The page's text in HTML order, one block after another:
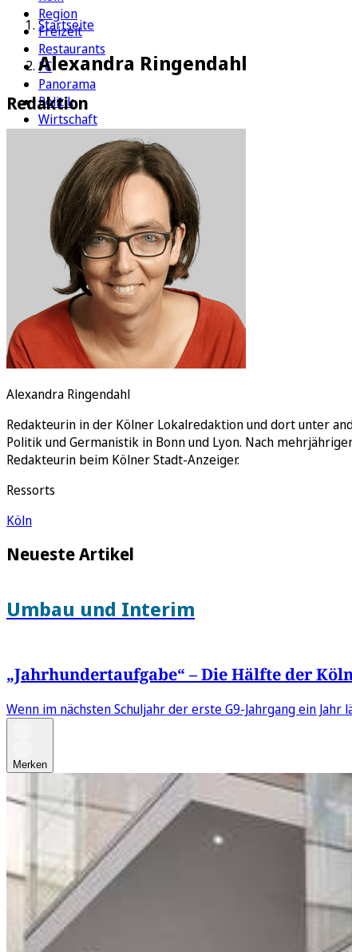
Region
Freizeit
Restaurants
FC
Panorama
Politik
Wirtschaft
Newsletter
E-Paper
Startseite
Alexandra Ringendahl
Redaktion
Alexandra Ringendahl
Redakteurin in der Kölner Lokalredaktion und dort unter
Politik und Germanistik in Bonn und Lyon. Nach
Redakteurin beim Kölner Stadt-Anzeiger.
Ressorts
Köln
Neueste Artikel
Umbau und Interim
„Jahrhundertaufgabe“ – Die Hälfte der
Wenn im nächsten Schuljahr der erste G9-Jahrgang ein
Merken